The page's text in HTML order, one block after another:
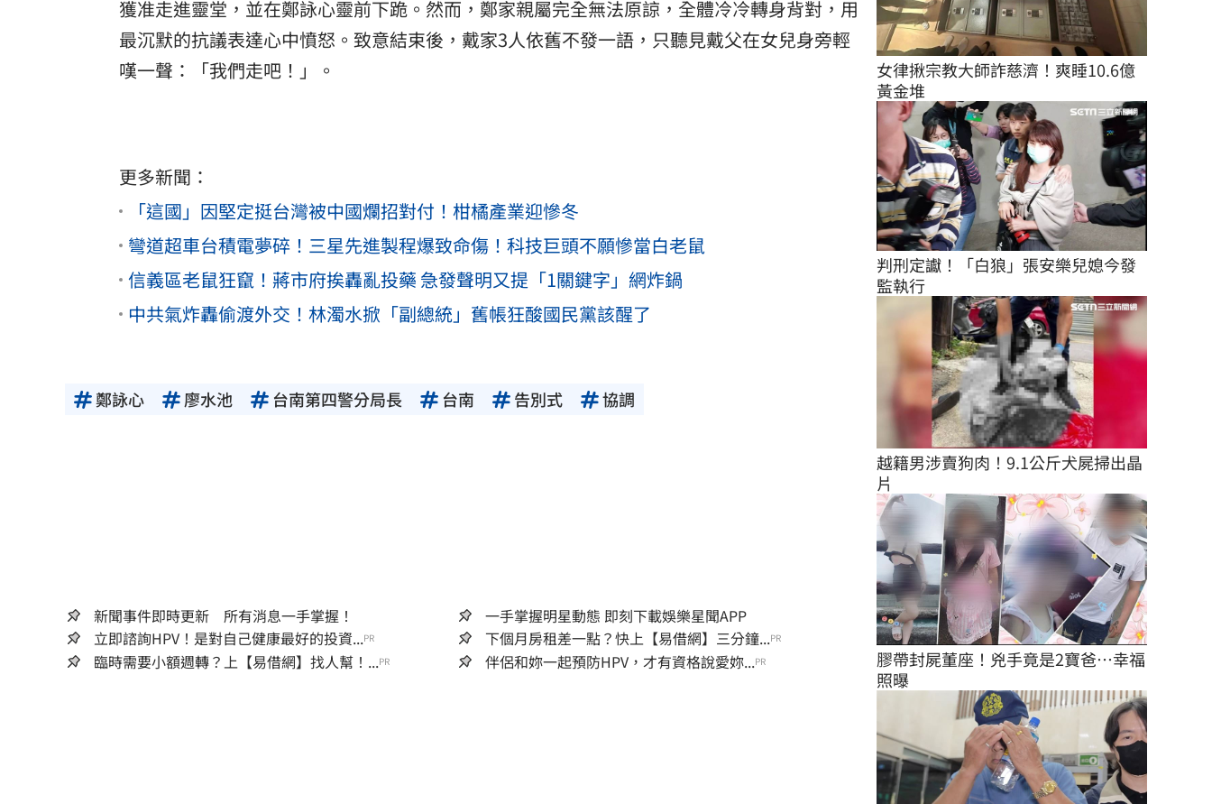
獲准走進靈堂，並在鄭詠心靈前下跪。然而，鄭家親屬完全無法原諒，全體冷冷轉身背對，用
最沉默的抗議表達心中憤怒。致意結束後，戴家3人依舊不發一語，只聽見戴父在女兒身旁輕
嘆一聲：「我們走吧！」。
更多新聞：
「這國」因堅定挺台灣被中國爛招對付！柑橘產業迎慘冬
彎道超車台積電夢碎！三星先進製程爆致命傷！科技巨頭不願慘當白老鼠
信義區老鼠狂竄！蔣市府挨轟亂投藥 急發聲明又提「1關鍵字」網炸鍋
中共氣炸轟偷渡外交！林濁水掀「副總統」舊帳狂酸國民黨該醒了
鄭詠心 廖水池 台南第四警分局長 台南 告別式 協調
新聞事件即時更新 所有消息一手掌握！
一手掌握明星動態 即刻下載娛樂星聞APP
立即諮詢HPV！是對自己健康最好的投資...PR 下個月房租差一點？快上【易借網】三分鐘...PR
臨時需要小額週轉？上【易借網】找人幫！...PR 伴侶和妳一起預防HPV，才有資格說愛妳...PR
女律揪宗教大師詐慈濟！爽睡10.6億
黃金堆
判刑定讞！「白狼」張安樂兒媳今發
監執行
越籍男涉賣狗肉！9.1公斤犬屍掃出晶
片
膠帶封屍董座！兇手竟是2寶爸…幸福
照曝